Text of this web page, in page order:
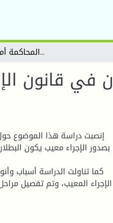
نظرية البطلان في قانون الإجراءات الجزائية الجزائري - مرحلة المحاكمة أمام محكمة الجنح -
في قانون
إنصبت دراسة هذا الموضوع
بصدور الإجراء معيب يكون
كما تناولت الدراسة أسباب
الإجراء المعيب، وتم تفصيل